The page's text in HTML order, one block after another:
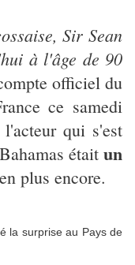
Sir Sean
à l'âge de 90
officiel du
ce samedi
qui s'est
était un
plus encore.